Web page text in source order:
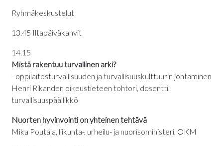
Ryhmäkeskustelut
13.45 Iltapäiväkahvit
14.15
Mistä rakentuu turvallinen arki?
- oppilaitosturvallisuuden ja turvallisuuskulttuurin johtaminen
Henri Rikander, oikeustieteen tohtori, dosentti,
turvallisuuspäällikkö
Nuorten hyvinvointi on yhteinen tehtävä
Mika Poutala, liikunta-, urheilu- ja nuorisoministeri, OKM